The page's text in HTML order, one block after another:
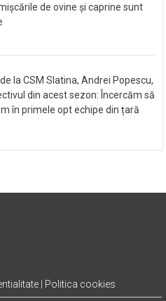
de ovine și caprine sunt
la CSM Slatina, Andrei Popescu,
din acest sezon: Încercăm să
în primele opt echipe din țară
Politica cookies